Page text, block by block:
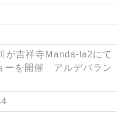
吉祥寺Manda-la2にて
ーを開催 アルデバラン